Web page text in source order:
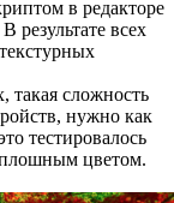
в редакторе
результате всех
такая сложность
нужно как
тестировалось
цветом.